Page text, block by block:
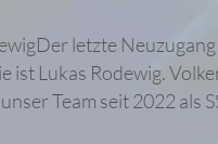
letzte
ist Lukas Rodewig.
Team seit 2022 als